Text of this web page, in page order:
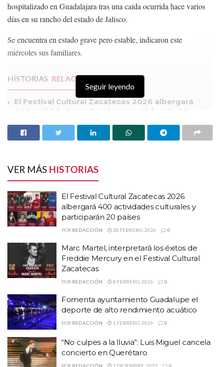
hospitalizado en Guadalajara tras una caída ocurrida hace varios
días en su rancho del estado de Jalisco.
Se encuentra en estado grave pero estable, indicaron este
miércoles sus familiares.
HISTORIAS RELACIONADAS
El Festival Cultural Zacatecas 2026 albergará
400 actividades culturales y participarán 20
Marc Martel, interpretará los éxitos de Freddie
Fomenta ayuntamiento Guadalupe el deporte de
alto rendimiento acuático
“Hasta ahorita no ha sido ninguna
evolución contraria. Estamos en el
mismo lugar y tenemos buenas
expectativas”, dijo su hijo Vicente
Fernández Jr. a la prensa apostada
afuera del hospital donde está
internado el cantante.
Más tarde, la familia dijo en un comunicado a través de sus redes
sociales, que el intérprete se mantiene grave pero estable.
Seguir leyendo
VER MÁS HISTORIAS
El Festival Cultural Zacatecas 2026
albergará 400 actividades culturales y
participarán 20 países
POR REDACCIÓN 28 FEBRERO, 2026 0
Marc Martel, interpretará los éxitos de
Freddie Mercury en el Festival Cultural
Zacatecas
POR REDACCIÓN 8 FEBRERO, 2026 0
Fomenta ayuntamiento Guadalupe el
deporte de alto rendimiento acuático
POR REDACCIÓN 1 FEBRERO, 2026 0
“No culpes a la lluvia”: Luis Miguel cancela
concierto en Querétaro
POR REDACCIÓN 1 DICIEMBRE, 2023 0